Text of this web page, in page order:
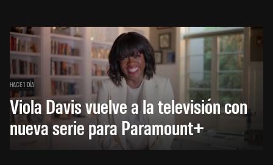
HACE 1 DÍA
Viola Davis vuelve a la televisión con
nueva serie para Paramount+